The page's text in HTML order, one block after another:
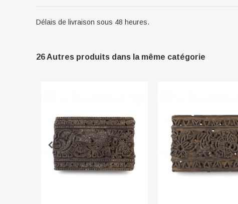
Délais de livraison sous 48 heures.
26 Autres produits dans la même catégorie